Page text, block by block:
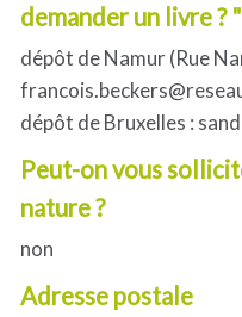
demander un livre ? "
dépôt de Namur (Rue
dépôt de Bruxelles :
Peut-on vous
nature ?
non
Adresse postale